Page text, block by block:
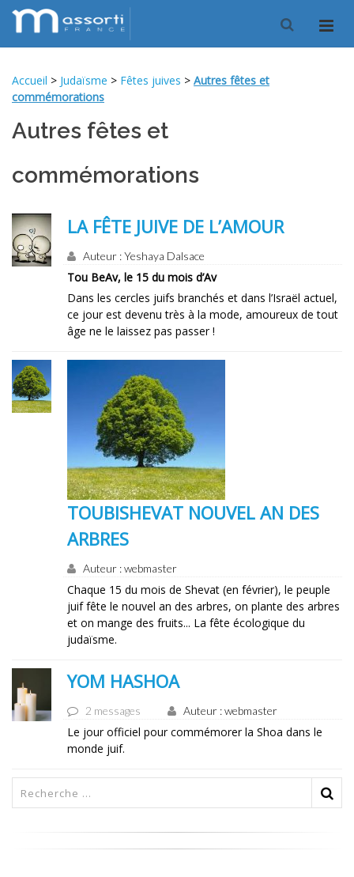
Accueil > Judaïsme > Fêtes juives > Autres fêtes et
commémorations
Autres fêtes et
commémorations
LA FÊTE JUIVE DE L’AMOUR
Auteur : Yeshaya Dalsace
Tou BeAv, le 15 du mois d’Av
Dans les cercles juifs branchés et dans l’Israël actuel,
ce jour est devenu très à la mode, amoureux de tout
âge ne le laissez pas passer !
TOUBISHEVAT NOUVEL AN DES
ARBRES
Auteur : webmaster
Chaque 15 du mois de Shevat (en février), le peuple
juif fête le nouvel an des arbres, on plante des arbres
et on mange des fruits... La fête écologique du
judaïsme.
YOM HASHOA
2 messages Auteur : webmaster
Le jour officiel pour commémorer la Shoa dans le
monde juif.